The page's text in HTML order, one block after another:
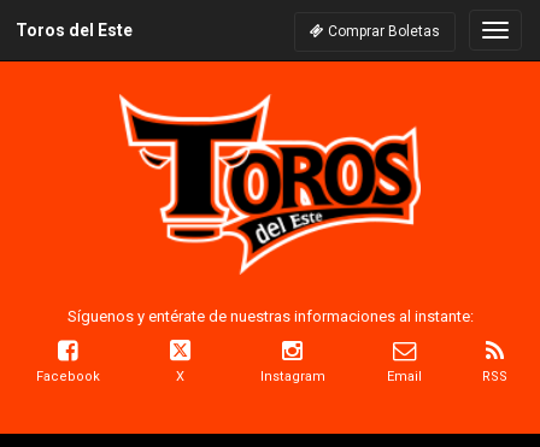
Toros del Este Comprar Boletas
Síguenos y entérate de nuestras informaciones al instante:
Facebook X Instagram Email RSS